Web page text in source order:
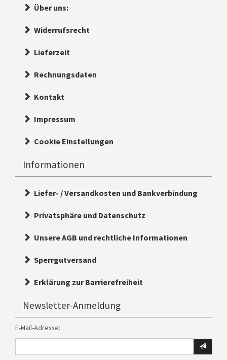
Über uns:
Widerrufsrecht
Lieferzeit
Rechnungsdaten
Kontakt
Impressum
Cookie Einstellungen
Informationen
Liefer- / Versandkosten und Bankverbindung
Privatsphäre und Datenschutz
Unsere AGB und rechtliche Informationen
Sperrgutversand
Erklärung zur Barrierefreiheit
Newsletter-Anmeldung
E-Mail-Adresse:
E-